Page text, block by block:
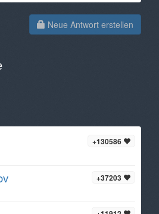
Neue Antwort erstellen
+130586
+37203